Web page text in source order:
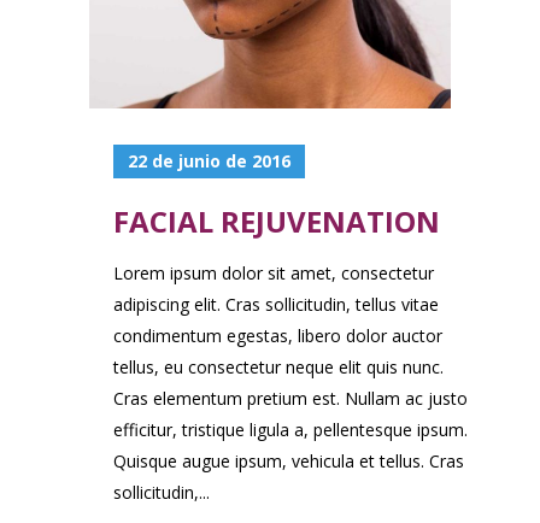
22 de junio de 2016
FACIAL REJUVENATION
Lorem ipsum dolor sit amet, consectetur
adipiscing elit. Cras sollicitudin, tellus vitae
condimentum egestas, libero dolor auctor
tellus, eu consectetur neque elit quis nunc.
Cras elementum pretium est. Nullam ac justo
efficitur, tristique ligula a, pellentesque ipsum.
Quisque augue ipsum, vehicula et tellus. Cras
sollicitudin,...